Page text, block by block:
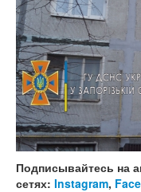
Подписывайтесь на
сетях: Instagram,